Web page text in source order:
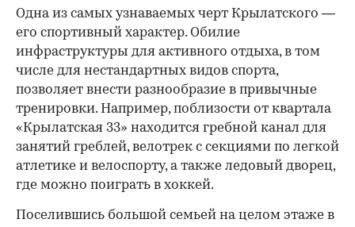
Одна из самых узнаваемых черт Крылатского —
его спортивный характер. Обилие
инфраструктуры для активного отдыха, в том
числе для нестандартных видов спорта,
позволяет внести разнообразие в привычные
тренировки. Например, поблизости от квартала
«Крылатская 33» находится гребной канал для
занятий греблей, велотрек с секциями по легкой
атлетике и велоспорту, а также ледовый дворец,
где можно поиграть в хоккей.
Поселившись большой семьей на целом этаже в